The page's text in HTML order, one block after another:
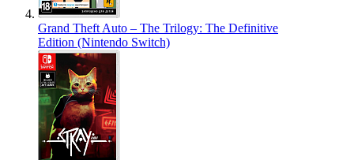
Grand Theft Auto – The Trilogy: The Definitive
Edition (Nintendo Switch)